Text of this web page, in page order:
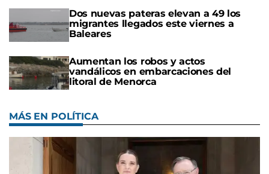
Dos nuevas pateras elevan a 49 los
migrantes llegados este viernes a
Baleares
Aumentan los robos y actos
vandálicos en embarcaciones del
litoral de Menorca
MÁS EN POLÍTICA